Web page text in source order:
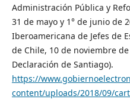
Administración Pública y
31 de mayo y 1° de junio de
Iberoamericana de Jefes de
de Chile, 10 de noviembre
Declaración de Santiago).
https://
content/uploads/2018/09/